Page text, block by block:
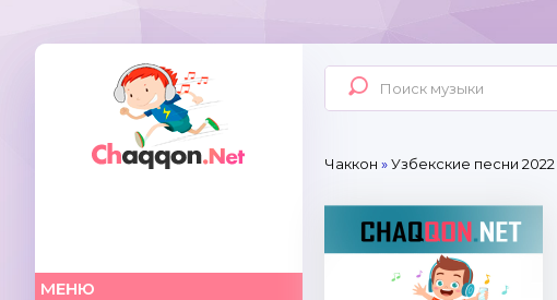
МЕНЮ
Чаккон »Узбекские песни 2022